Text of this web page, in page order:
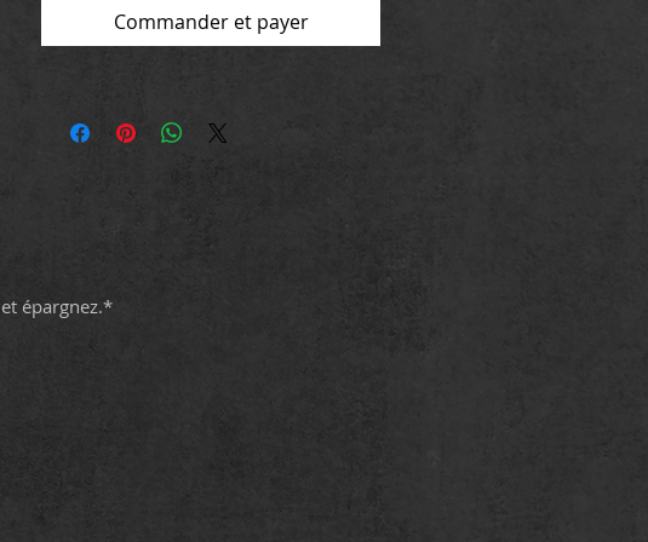
Couverture souple / reliure allemande /
ISBN 978-2-924286-96-8
Commander et payer
et épargnez.*